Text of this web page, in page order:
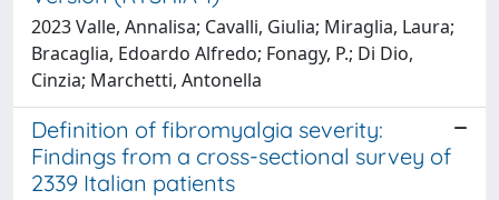
2023 Valle, Annalisa; Cavalli, Giulia; Miraglia, Laura;
Bracaglia, Edoardo Alfredo; Fonagy, P.; Di Dio,
Cinzia; Marchetti, Antonella
Definition of fibromyalgia severity:
Findings from a cross-sectional survey of
2339 Italian patients